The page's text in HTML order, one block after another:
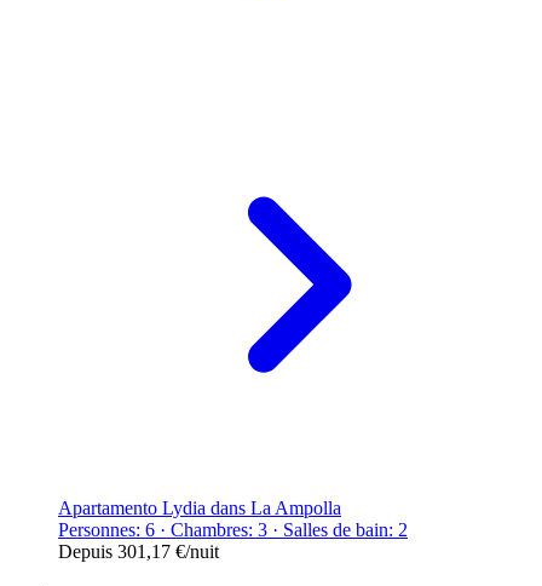
Apartamento Lydia dans La Ampolla
Personnes: 6 · Chambres: 3 · Salles de bain: 2
Depuis 301,17 €/nuit